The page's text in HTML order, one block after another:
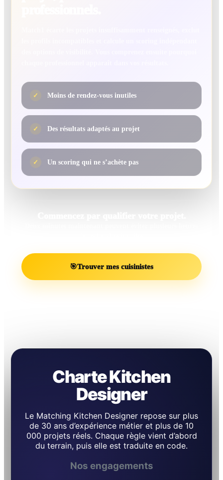
✓ Moins de rendez-vous inutiles
✓ Des résultats adaptés au projet
✓ Un scoring qui ne s’achète pas
🎯Trouver mes cuisinistes
Charte Kitchen
Designer
Le Matching Kitchen Designer repose sur plus
de 30 ans d’expérience métier et plus de 10
000 projets réels. Chaque règle vient d’abord
du terrain, puis elle est traduite en code.
Nos engagements